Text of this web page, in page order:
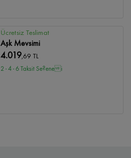
Ücretsiz Teslimat
Aşk Mevsimi
4.019,69 TL
2 - 4 - 6 Taksit Se?enei